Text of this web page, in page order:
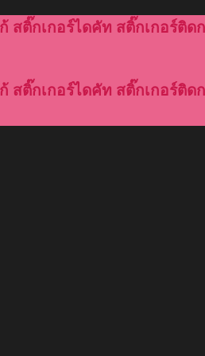
สติ๊กเกอร์ไดคัท สติ๊กเกอร์
สติ๊กเกอร์ไดคัท สติ๊กเกอร์